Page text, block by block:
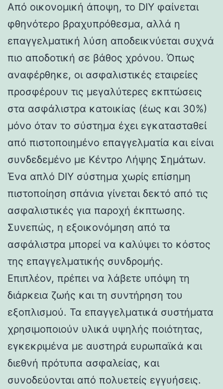
Από οικονομική άποψη, το DIY φαίνεται
φθηνότερο βραχυπρόθεσμα, αλλά η
επαγγελματική λύση αποδεικνύεται συχνά
πιο αποδοτική σε βάθος χρόνου. Όπως
αναφέρθηκε, οι ασφαλιστικές εταιρείες
προσφέρουν τις μεγαλύτερες εκπτώσεις
στα ασφάλιστρα κατοικίας (έως και 30%)
μόνο όταν το σύστημα έχει εγκατασταθεί
από πιστοποιημένο επαγγελματία και είναι
συνδεδεμένο με Κέντρο Λήψης Σημάτων.
Ένα απλό DIY σύστημα χωρίς επίσημη
πιστοποίηση σπάνια γίνεται δεκτό από τις
ασφαλιστικές για παροχή έκπτωσης.
Συνεπώς, η εξοικονόμηση από τα
ασφάλιστρα μπορεί να καλύψει το κόστος
της επαγγελματικής συνδρομής.
Επιπλέον, πρέπει να λάβετε υπόψη τη
διάρκεια ζωής και τη συντήρηση του
εξοπλισμού. Τα επαγγελματικά συστήματα
χρησιμοποιούν υλικά υψηλής ποιότητας,
εγκεκριμένα με αυστηρά ευρωπαϊκά και
διεθνή πρότυπα ασφαλείας, και
συνοδεύονται από πολυετείς εγγυήσεις.